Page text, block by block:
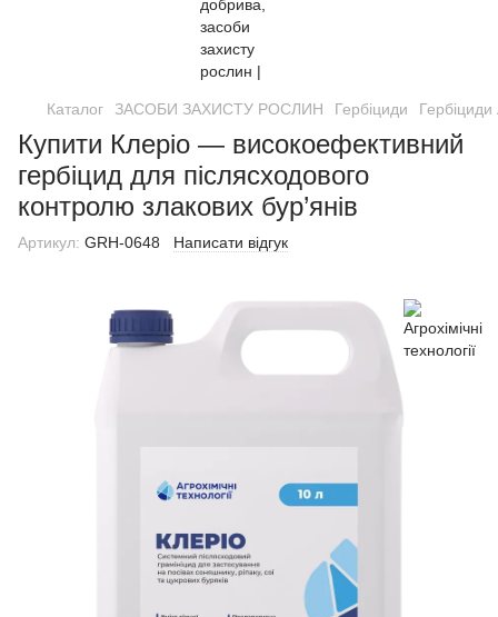
Каталог ЗАСОБИ ЗАХИСТУ РОСЛИН Гербіциди Гербіциди
Купити Клеріо — високоефективний
гербіцид для післясходового
контролю злакових бур’янів
Артикул: GRH-0648 Написати відгук